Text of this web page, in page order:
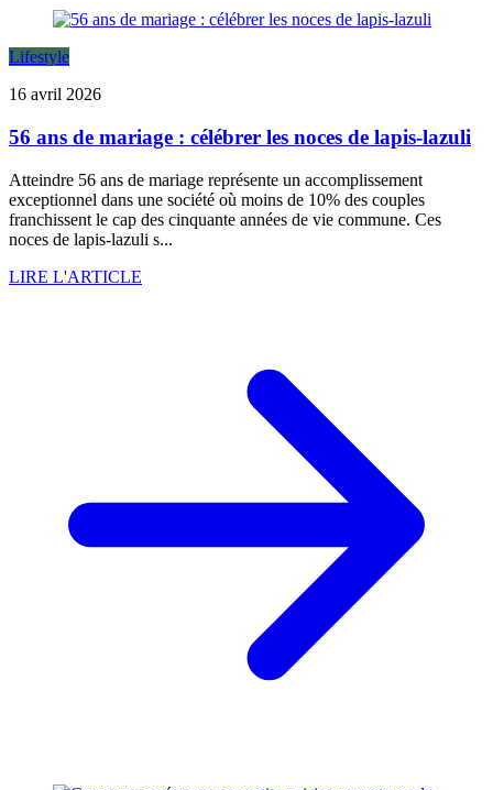
Lifestyle
16 avril 2026
56 ans de mariage : célébrer les noces de lapis-lazuli
Atteindre 56 ans de mariage représente un accomplissement
exceptionnel dans une société où moins de 10% des couples
franchissent le cap des cinquante années de vie commune. Ces
noces de lapis-lazuli s...
LIRE L'ARTICLE